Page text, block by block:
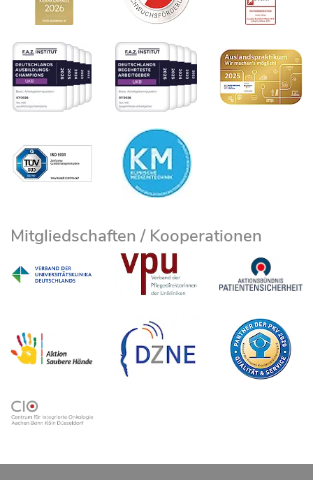
Mitgliedschaften / Kooperationen